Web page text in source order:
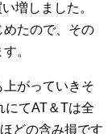
増しました。
たので、その
。
がっていきそ
にてAT＆Tは全
どの含み損です